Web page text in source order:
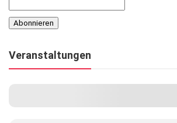
Veranstaltungen